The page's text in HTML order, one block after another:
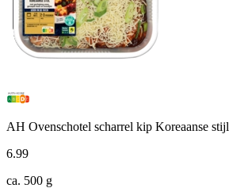
AH Ovenschotel scharrel kip Koreaanse stijl
6.99
ca. 500 g